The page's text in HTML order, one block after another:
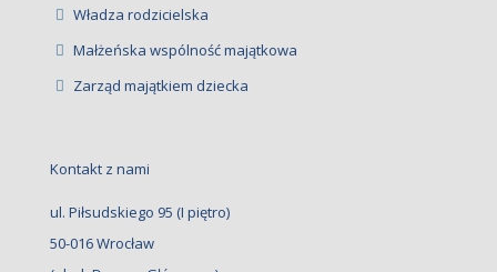
Władza rodzicielska
Małżeńska wspólność majątkowa
Zarząd majątkiem dziecka
Kontakt z nami
ul. Piłsudskiego 95 (I piętro)
50-016 Wrocław